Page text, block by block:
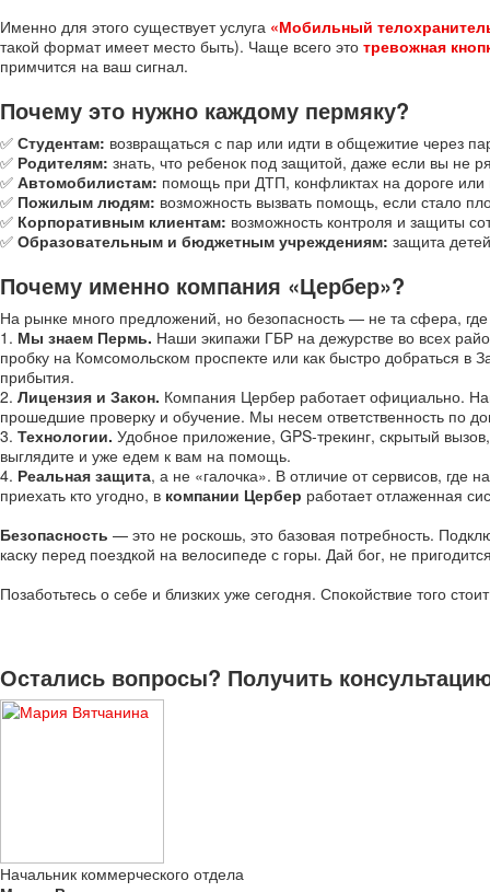
Именно для этого существует услуга «Мобильный
такой формат имеет место быть). Чаще всего это тревожная
примчится на ваш сигнал.
Почему это нужно каждому пермяку?
✅ Студентам: возвращаться с пар или идти в общежитие через
✅ Родителям: знать, что ребенок под защитой, даже если вы не
✅ Автомобилистам: помощь при ДТП, конфликтах на дороге или
✅ Пожилым людям: возможность вызвать помощь, если стало
✅ Корпоративным клиентам: возможность контроля и защиты
✅ Образовательным и бюджетным учреждениям: защита
Почему именно компания «Цербер»?
На рынке много предложений, но безопасность — не та сфера,
1. Мы знаем Пермь. Наши экипажи ГБР на дежурстве во всех
пробку на Комсомольском проспекте или как быстро добраться в
прибытия.
2. Лицензия и Закон. Компания Цербер работает официально.
прошедшие проверку и обучение. Мы несем ответственность по
3. Технологии. Удобное приложение, GPS-трекинг, скрытый
выглядите и уже едем к вам на помощь.
4. Реальная защита, а не «галочка». В отличие от сервисов,
приехать кто угодно, в компании Цербер работает отлаженная
Безопасность — это не роскошь, это базовая потребность.
каску перед поездкой на велосипеде с горы. Дай бог, не
Позаботьтесь о себе и близких уже сегодня. Спокойствие того
Остались вопросы? Получить
Начальник коммерческого отдела